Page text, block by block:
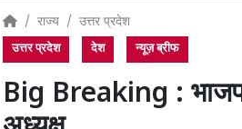
राज्य उत्तर प्रदेश
उत्तर प्रदेश देश न्यूज़ ब्रीफ
Big Breaking :